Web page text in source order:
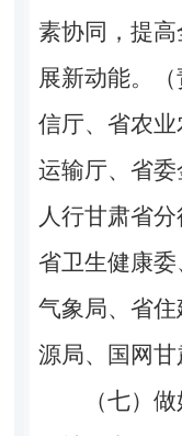
素协同，提
展新动能。
信厅、省农
运输厅、省委
人行甘肃省
省卫生健康
气象局、省
源局、国网甘
（七）